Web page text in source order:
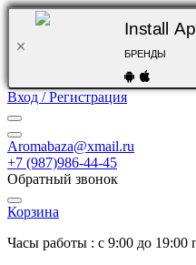
Install
БРЕНДЫ
Вход / Регистрация
Aromabaza@xmail.ru
+7 (987)986-44-45
Обратный звонок
Корзина
Часы работы : с 9:00 до 19:00